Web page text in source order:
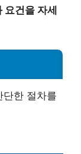
요건을 자세
단한 절차를